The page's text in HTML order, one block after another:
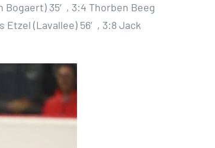
Bogaert) 35′, 3:4 Thorben Beeg
Etzel (Lavallee) 56′, 3:8 Jack